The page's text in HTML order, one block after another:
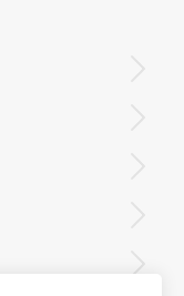
au
nouveaux